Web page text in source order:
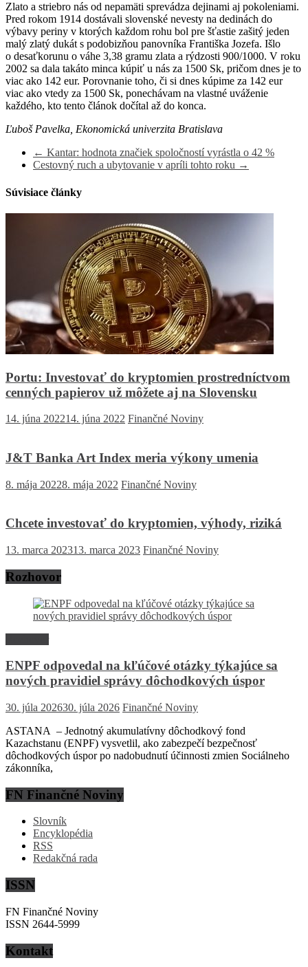
Zlato a striebro nás od nepamäti sprevádza dejinami aj pokoleniami.
Pred rokom 1914 dostávali slovenské nevesty na dedinách do
výbavy periny v ktorých každom rohu bol pre šťastie zašitý jeden
malý zlatý dukát s podobizňou panovníka Františka Jozefa. Išlo
o desaťkorunu o váhe 3,38 gramu zlata a rýdzosti 900/1000. V roku
2002 sa dala takáto minca kúpiť u nás za 1500 Sk, pričom dnes je to
viac ako 142 eur. Porovnanie toho, či si dnes kúpime za 142 eur
viac ako vtedy za 1500 Sk, ponechávam na vlastné uváženie
každého, kto tento článok dočítal až do konca.
Ľuboš Pavelka, Ekonomická univerzita Bratislava
← Kantar: hodnota značiek spoločností vyrástla o 42 %
Cestovný ruch a ubytovanie v apríli tohto roku →
Súvisiace články
Portu: Investovať do kryptomien prostredníctvom
cenných papierov už môžete aj na Slovensku
14. júna 202214. júna 2022 Finančné Noviny
J&T Banka Art Index meria výkony umenia
8. mája 20228. mája 2022 Finančné Noviny
Chcete investovať do kryptomien, výhody, riziká
13. marca 202313. marca 2023 Finančné Noviny
Rozhovor
ENPF odpovedal na kľúčové otázky týkajúce sa
nových pravidiel správy dôchodkových úspor
30. júla 202630. júla 2026 Finančné Noviny
ASTANA – Jednotný akumulatívny dôchodkový fond
Kazachstanu (ENPF) vysvetlil, ako zabezpečí bezpečnosť
dôchodkových úspor po nadobudnutí účinnosti zmien Sociálneho
zákonníka,
FN Finančné Noviny
Slovník
Encyklopédia
RSS
Redakčná rada
ISSN
FN Finančné Noviny
ISSN 2644-5999
Kontakt